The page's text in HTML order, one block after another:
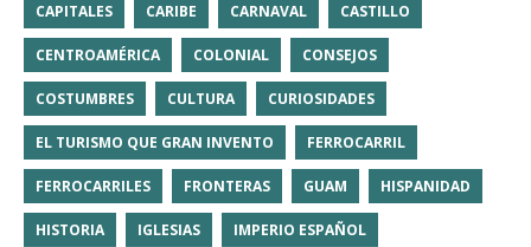
CAPITALES CARIBE CARNAVAL CASTILLO
CENTROAMÉRICA COLONIAL CONSEJOS
COSTUMBRES CULTURA CURIOSIDADES
EL TURISMO QUE GRAN INVENTO FERROCARRIL
FERROCARRILES FRONTERAS GUAM HISPANIDAD
HISTORIA IGLESIAS IMPERIO ESPAÑOL